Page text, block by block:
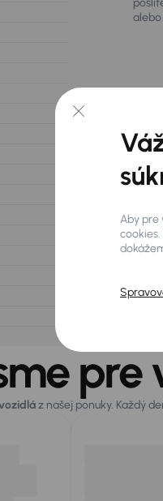
pre
z našej ponuky. Každý
Aby pre